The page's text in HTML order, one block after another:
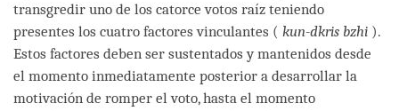
transgredir uno de los catorce votos raíz teniendo
presentes los cuatro factores vinculantes ( kun-dkris bzhi ).
Estos factores deben ser sustentados y mantenidos desde
el momento inmediatamente posterior a desarrollar la
motivación de romper el voto, hasta el momento